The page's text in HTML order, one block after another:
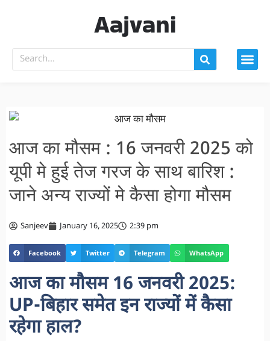
Aajvani
आज का मौसम : 16 जनवरी 2025 को
यूपी मे हुई तेज गरज के साथ बारिश :
जाने अन्य राज्यों मे कैसा होगा मौसम
Sanjeev January 16, 2025 2:39 pm
Facebook Twitter Telegram WhatsApp
आज का मौसम 16 जनवरी 2025:
UP-बिहार समेत इन राज्यों में कैसा
रहेगा हाल?